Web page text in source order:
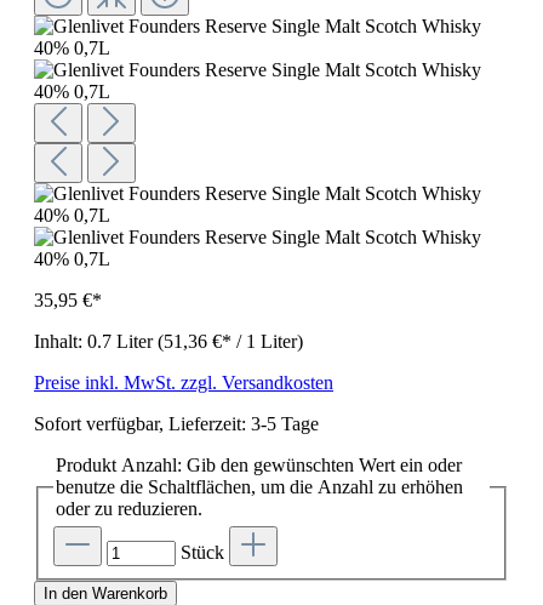
35,95 €*
Inhalt: 0.7 Liter(51,36 €* / 1 Liter)
Preise inkl. MwSt. zzgl. Versandkosten
Sofort verfügbar, Lieferzeit: 3-5 Tage
Produkt Anzahl: Gib den gewünschten Wert ein oder
benutze die Schaltflächen, um die Anzahl zu erhöhen
oder zu reduzieren.
Stück
In den Warenkorb